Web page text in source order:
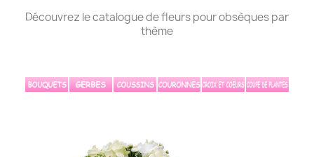
Découvrez le catalogue de fleurs pour obsèques par
thème